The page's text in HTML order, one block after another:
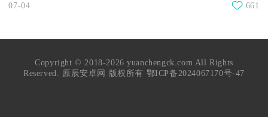
07-04 661
Copyright © 2018-2026 yuanchengck.com All Rights
Reserved. 原辰安卓网 版权所有 鄂ICP备2024067170号-47